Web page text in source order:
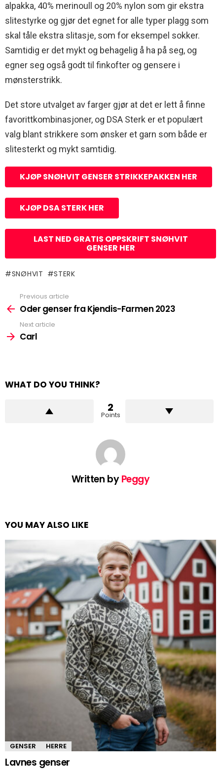
alpakka, 40% merinoull og 20% nylon som gir ekstra
slitestyrke og gjør det egnet for alle typer plagg som
skal tåle ekstra slitasje, som for eksempel sokker.
Samtidig er det mykt og behagelig å ha på seg, og
egner seg også godt til finkofter og gensere i
mønsterstrikk.
Det store utvalget av farger gjør at det er lett å finne
favorittkombinasjoner, og DSA Sterk er et populært
valg blant strikkere som ønsker et garn som både er
slitesterkt og mykt samtidig.
KJØP SNØHVIT GENSER STRIKKEPAKKEN HER
KJØP DSA STERK HER
LAST NED GRATIS OPPSKRIFT SNØHVIT
GENSER HER
SNØHVIT STERK
more
Previous article
Oder genser fra Kjendis-Farmen 2023
Next article
Carl
WHAT DO YOU THINK?
2
Points
Written byPeggy
YOU MAY ALSO LIKE
GENSER HERRE
Lavnes genser